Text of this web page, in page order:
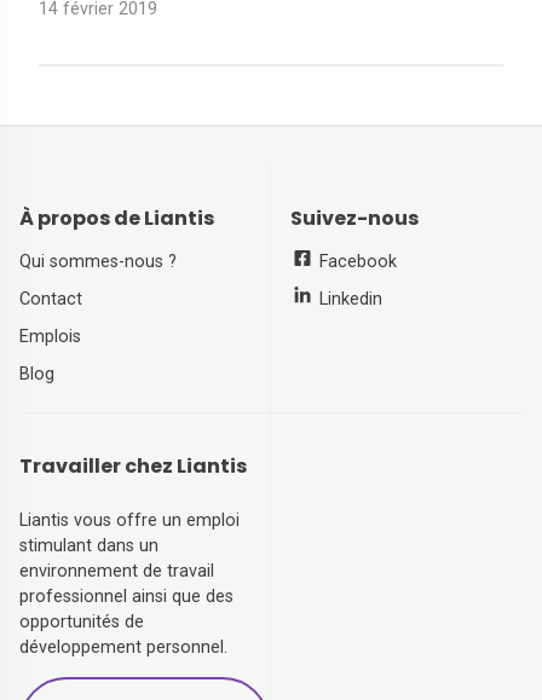
14 février 2019
À propos de Liantis
Qui sommes-nous ?
Contact
Emplois
Blog
Suivez-nous
Facebook
Linkedin
Travailler chez Liantis
Liantis vous offre un emploi
stimulant dans un
environnement de travail
professionnel ainsi que des
opportunités de
développement personnel.